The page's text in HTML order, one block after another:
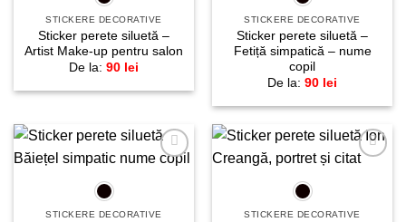
STICKERE DECORATIVE
Sticker perete siluetă –
Artist Make-up pentru salon
De la: 90 lei
STICKERE DECORATIVE
Sticker perete siluetă –
Fetiță simpatică – nume
copil
De la: 90 lei
Adaugă
STICKERE DECORATIVE STICKERE DECORATIVE